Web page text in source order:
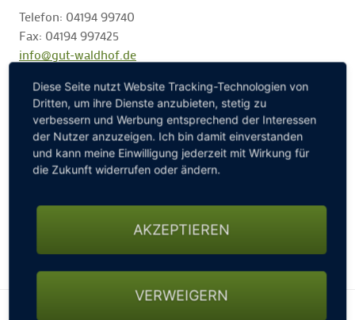
MITGLIEDSCHAFT
GOLFEINSTEIGER
Telefon: 04194 99740
Fax: 04194 997425
info@gut-waldhof.de
Diese Seite nutzt Website Tracking-Technologien von
Dritten, um ihre Dienste anzubieten, stetig zu
verbessern und Werbung entsprechend der Interessen
der Nutzer anzuzeigen. Ich bin damit einverstanden
und kann meine Einwilligung jederzeit mit Wirkung für
die Zukunft widerrufen oder ändern.
AKZEPTIEREN
VERWEIGERN